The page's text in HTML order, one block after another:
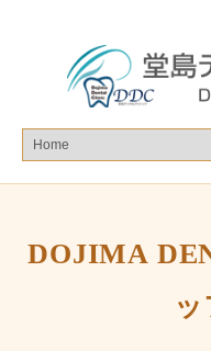
DOJIMA